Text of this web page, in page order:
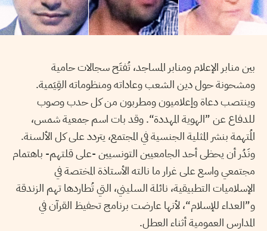
بين منابر الإعلام ومنابر المساجد، تُفتَح سجالات حامية
ومشحونة حول دين الشعب وعاداته ومنظوماته القِيَمية.
وينتصب دعاة وإعلاميون ومطربون من كل حدب وصوب
للدفاع عن ”الهوية المهددة“. وقد بات اسم جمعية شمس،
المُتهمة بنشر المثلية الجنسية في المجتمع، يتردد على كل الألسنة.
ونَدُر أن يحظى أحد الجامعيين التونسيين -على قلتهم- باهتمام
مجتمعي واسع على غرار ما نالته الأستاذة المختصة في
الإسلاميات التطبيقية، نائلة السليني، التي تُطاردها تهم الزندقة
و”العداء للإسلام“، لأنها عارضت برنامج تحفيظ القرآن في
المدارس العمومية أثناء العطل.